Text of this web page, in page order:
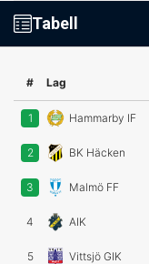
Tabell
# Lag
1 Hammarby IF
2 BK Häcken
3 Malmö FF
4 AIK
5 Vittsjö GIK